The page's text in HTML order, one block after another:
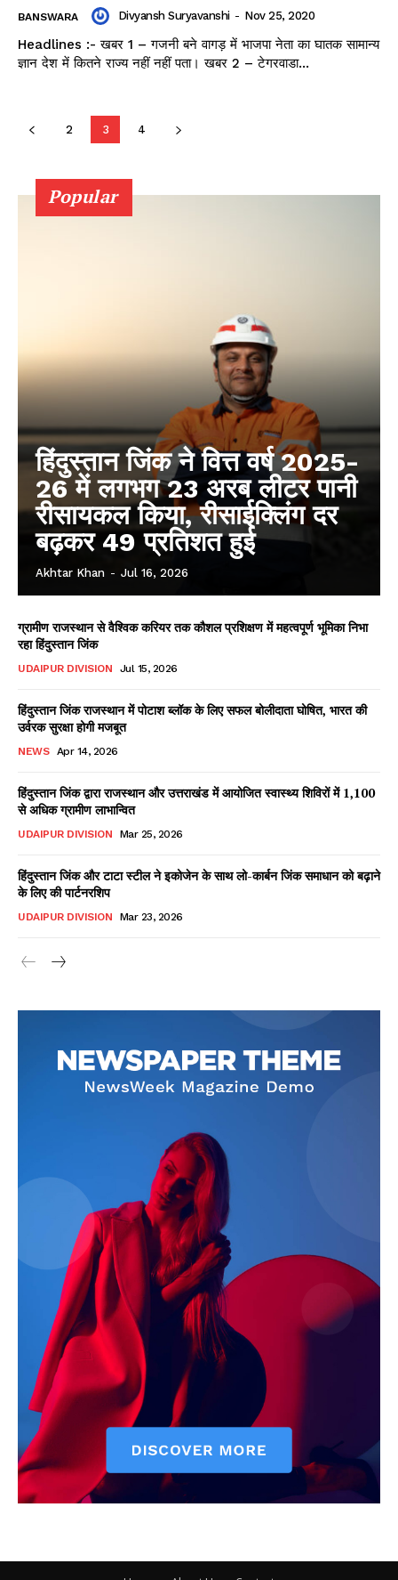
BANSWARA Divyansh Suryavanshi - Nov 25, 2020
Headlines :- खबर 1 – गजनी बने वागड़ में भाजपा नेता का घातक सामान्य
ज्ञान देश में कितने राज्य नहीं नहीं पता। खबर 2 – टेगरवाडा...
2 3 4
Popular
हिंदुस्तान जिंक ने वित्त वर्ष 2025-
26 में लगभग 23 अरब लीटर पानी
रीसायकल किया, रीसाईक्लिंग दर
बढ़कर 49 प्रतिशत हुई
Akhtar Khan - Jul 16, 2026
ग्रामीण राजस्थान से वैश्विक करियर तक कौशल प्रशिक्षण में महत्वपूर्ण भूमिका निभा
रहा हिंदुस्तान जिंक
UDAIPUR DIVISION Jul 15, 2026
हिंदुस्तान जिंक राजस्थान में पोटाश ब्लॉक के लिए सफल बोलीदाता घोषित, भारत की
उर्वरक सुरक्षा होगी मजबूत
NEWS Apr 14, 2026
हिंदुस्तान जिंक द्वारा राजस्थान और उत्तराखंड में आयोजित स्वास्थ्य शिविरों में 1,100
से अधिक ग्रामीण लाभान्वित
UDAIPUR DIVISION Mar 25, 2026
हिंदुस्तान जिंक और टाटा स्टील ने इकोजेन के साथ लो-कार्बन जिंक समाधान को बढ़ाने
के लिए की पार्टनरशिप
UDAIPUR DIVISION Mar 23, 2026